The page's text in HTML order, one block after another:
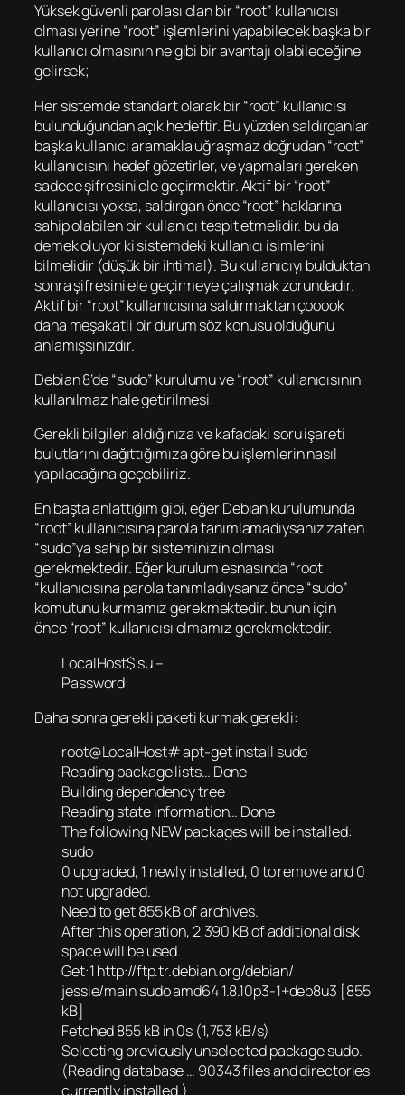
Yüksek güvenli parolası olan bir “root” kullanıcısı
olması yerine “root” işlemlerini yapabilecek başka bir
kullanıcı olmasının ne gibi bir avantajı olabileceğine
gelirsek;
Her sistemde standart olarak bir “root” kullanıcısı
bulunduğundan açık hedeftir. Bu yüzden saldırganlar
başka kullanıcı aramakla uğraşmaz doğrudan “root”
kullanıcısını hedef gözetirler, ve yapmaları gereken
sadece şifresini ele geçirmektir. Aktif bir “root”
kullanıcısı yoksa, saldırgan önce “root” haklarına
sahip olabilen bir kullanıcı tespit etmelidir. bu da
demek oluyor ki sistemdeki kullanıcı isimlerini
bilmelidir (düşük bir ihtimal). Bu kullanıcıyı bulduktan
sonra şifresini ele geçirmeye çalışmak zorundadır.
Aktif bir “root” kullanıcısına saldırmaktan çooook
daha meşakatli bir durum söz konusu olduğunu
anlamışsınızdır.
Debian 8’de “sudo” kurulumu ve “root” kullanıcısının
kullanılmaz hale getirilmesi:
Gerekli bilgileri aldığınıza ve kafadaki soru işareti
bulutlarını dağıttığımıza göre bu işlemlerin nasıl
yapılacağına geçebiliriz.
En başta anlattığım gibi, eğer Debian kurulumunda
“root” kullanıcısına parola tanımlamadıysanız zaten
“sudo”ya sahip bir sisteminizin olması
gerekmektedir. Eğer kurulum esnasında “root
“kullanıcısına parola tanımladıysanız önce “sudo”
komutunu kurmamız gerekmektedir. bunun için
önce “root” kullanıcısı olmamız gerekmektedir.
LocalHost$ su –
Password:
Daha sonra gerekli paketi kurmak gerekli:
root@LocalHost# apt-get install sudo
Reading package lists… Done
Building dependency tree
Reading state information… Done
The following NEW packages will be installed:
sudo
0 upgraded, 1 newly installed, 0 to remove and 0
not upgraded.
Need to get 855 kB of archives.
After this operation, 2,390 kB of additional disk
space will be used.
Get:1 http://ftp.tr.debian.org/debian/
jessie/main sudo amd64 1.8.10p3-1+deb8u3 [855
kB]
Fetched 855 kB in 0s (1,753 kB/s)
Selecting previously unselected package sudo.
(Reading database … 90343 files and directories
currently installed.)